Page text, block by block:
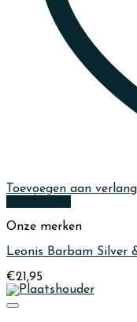
Toevoegen aan
Onze merken
Leonis Barbam Silver
€21,95